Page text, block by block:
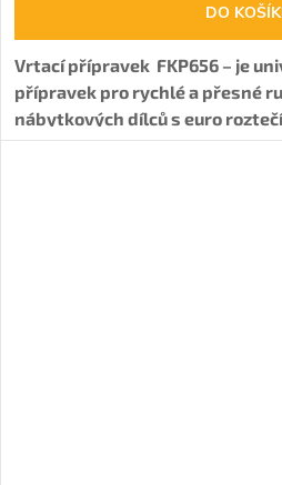
DO
Vrtací přípravek FKP656 – je
přípravek pro rychlé a přesné
nábytkových dílců s euro
vysokou produktivitu a